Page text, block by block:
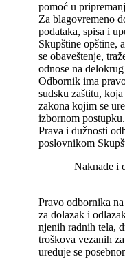
pomoć u
Za blagovremeno
podataka, spisa i
Skupštine opštine,
se obaveštenje,
odnose na
Odbornik ima
sudsku zaštitu,
zakona kojim se
izbornom postupku.
Prava i dužnosti
poslovnikom
Naknade i
Pravo odbornika
za dolazak i
njenih radnih tela,
troškova vezanih
uređuje se